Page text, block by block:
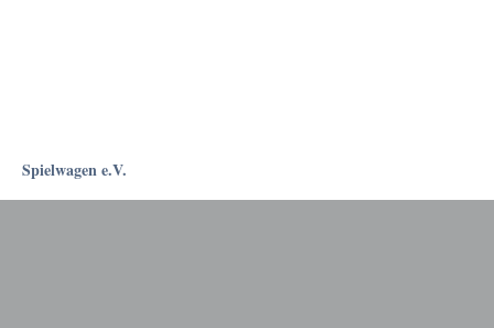
Spielwagen e.V.